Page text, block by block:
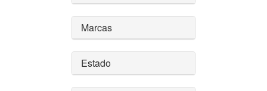
Marcas
Estado